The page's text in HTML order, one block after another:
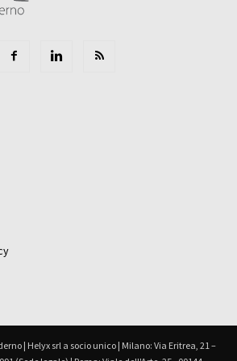
| Helyx srl a socio unico | Milano: Via Eritrea, 21 –